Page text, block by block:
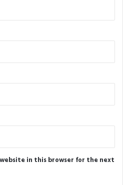
in this browser for the next